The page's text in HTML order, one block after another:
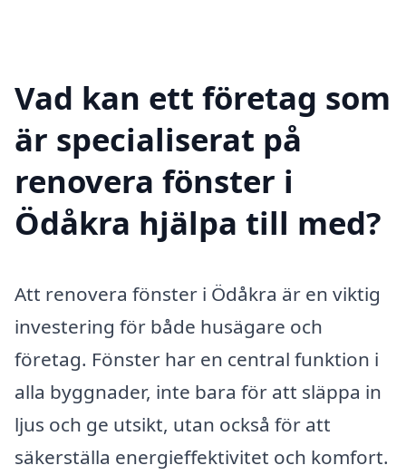
Vad kan ett företag som
är specialiserat på
renovera fönster i
Ödåkra hjälpa till med?
Att renovera fönster i Ödåkra är en viktig
investering för både husägare och
företag. Fönster har en central funktion i
alla byggnader, inte bara för att släppa in
ljus och ge utsikt, utan också för att
säkerställa energieffektivitet och komfort.